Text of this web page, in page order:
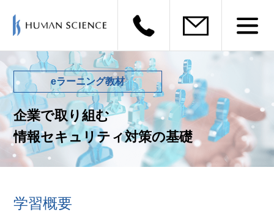
eラーニング教材
企業で取り組む
情報セキュリティ対策の基礎
学習概要